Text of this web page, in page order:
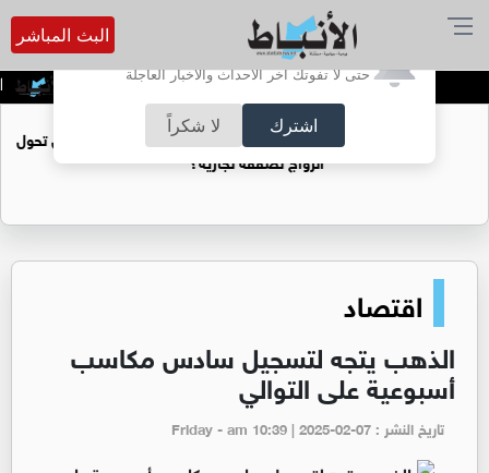
أترغب في تفعيل الإشعارات؟
حتى لا تفوتك آخر الأحداث والأخبار العاجلة
اشترك لا شكراً
البث المباشر
الحسين.. الرياضة لغة سيادة
فتيات يستغللنه لتحقيق مكاسب مادية.. هل تحول
الزواج لصفقة تجارية؟
اقتصاد
الذهب يتجه لتسجيل سادس مكاسب
أسبوعية على التوالي
تاريخ النشر : Friday - am 10:39 | 2025-02-07